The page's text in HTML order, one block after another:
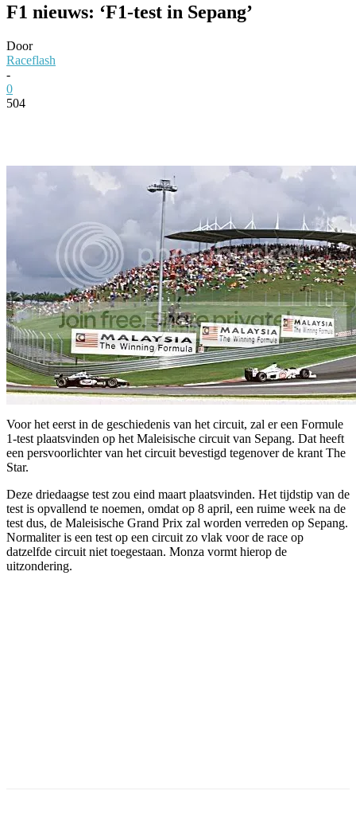
F1 nieuws: ‘F1-test in Sepang’
Door
Raceflash
-
0
504
Voor het eerst in de geschiedenis van het circuit, zal er een Formule
1-test plaatsvinden op het Maleisische circuit van Sepang. Dat heeft
een persvoorlichter van het circuit bevestigd tegenover de krant The
Star.
Deze driedaagse test zou eind maart plaatsvinden. Het tijdstip van de
test is opvallend te noemen, omdat op 8 april, een ruime week na de
test dus, de Maleisische Grand Prix zal worden verreden op Sepang.
Normaliter is een test op een circuit zo vlak voor de race op
datzelfde circuit niet toegestaan. Monza vormt hierop de
uitzondering.